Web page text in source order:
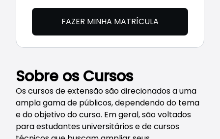
Sobre os Cursos
Os cursos de extensão são direcionados a uma
ampla gama de públicos, dependendo do tema
e do objetivo do curso. Em geral, são voltados
para estudantes universitários e de cursos
FAZER MINHA MATRÍCULA